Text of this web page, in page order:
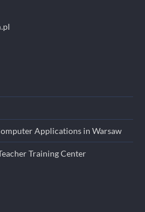
Applications in Warsaw
Training Center